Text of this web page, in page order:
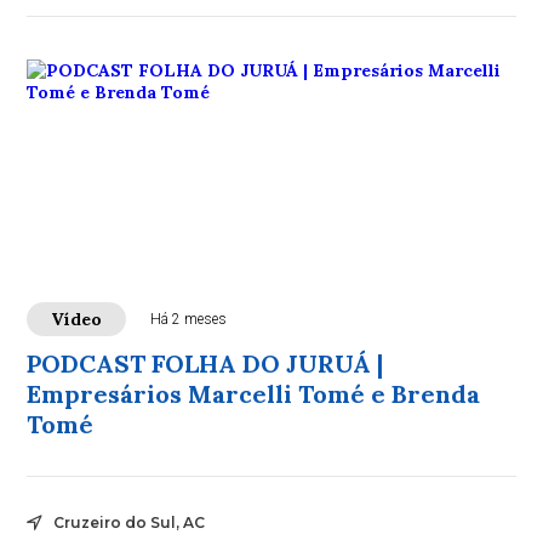
Vídeo Há 2 meses
PODCAST FOLHA DO JURUÁ |
Empresários Marcelli Tomé e Brenda
Tomé
Cruzeiro do Sul, AC